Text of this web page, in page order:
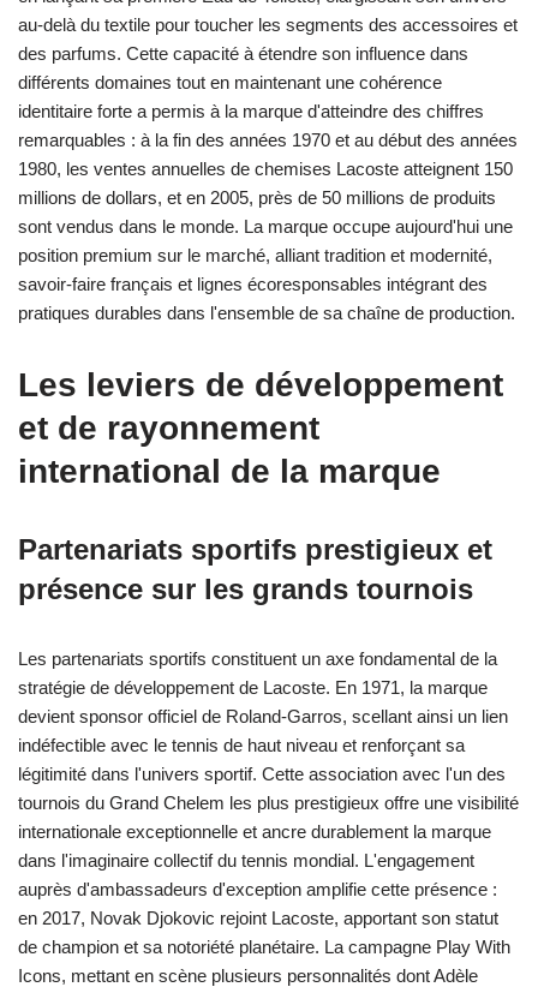
au-delà du textile pour toucher les segments des accessoires et
des parfums. Cette capacité à étendre son influence dans
différents domaines tout en maintenant une cohérence
identitaire forte a permis à la marque d'atteindre des chiffres
remarquables : à la fin des années 1970 et au début des années
1980, les ventes annuelles de chemises Lacoste atteignent 150
millions de dollars, et en 2005, près de 50 millions de produits
sont vendus dans le monde. La marque occupe aujourd'hui une
position premium sur le marché, alliant tradition et modernité,
savoir-faire français et lignes écoresponsables intégrant des
pratiques durables dans l'ensemble de sa chaîne de production.
Les leviers de développement
et de rayonnement
international de la marque
Partenariats sportifs prestigieux et
présence sur les grands tournois
Les partenariats sportifs constituent un axe fondamental de la
stratégie de développement de Lacoste. En 1971, la marque
devient sponsor officiel de Roland-Garros, scellant ainsi un lien
indéfectible avec le tennis de haut niveau et renforçant sa
légitimité dans l'univers sportif. Cette association avec l'un des
tournois du Grand Chelem les plus prestigieux offre une visibilité
internationale exceptionnelle et ancre durablement la marque
dans l'imaginaire collectif du tennis mondial. L'engagement
auprès d'ambassadeurs d'exception amplifie cette présence :
en 2017, Novak Djokovic rejoint Lacoste, apportant son statut
de champion et sa notoriété planétaire. La campagne Play With
Icons, mettant en scène plusieurs personnalités dont Adèle